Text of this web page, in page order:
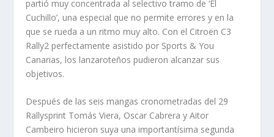
partió muy concentrada al selectivo tramo de ‘El
Cuchillo’, una especial que no permite errores y en la
que se rueda a un ritmo muy alto. Con el Citroën C3
Rally2 perfectamente asistido por Sports & You
Canarias, los lanzaroteños pudieron alcanzar sus
objetivos.
Después de las seis mangas cronometradas del 29
Rallysprint Tomás Viera, Oscar Cabrera y Aitor
Cambeiro hicieron suya una importantísima segunda